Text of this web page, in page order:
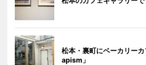
松本・裏町にベーカリー
apism」